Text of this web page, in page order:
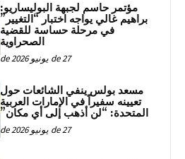
مؤتمر حاسم لجبهة البوليساريو:
براهيم غالي يواجه اختبار “التغيير”
في مرحلة حساسة للقضية
الصحراوية
27 de يونيو de 2026
مسعد بولس ينفي الشائعات حول
تعيينه سفيراً في الإمارات العربية
المتحدة: “لن أذهب إلى أي مكان”
27 de يونيو de 2026